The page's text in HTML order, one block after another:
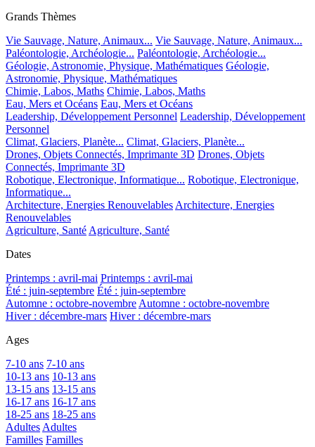
Grands Thèmes
Vie Sauvage, Nature, Animaux... Vie Sauvage, Nature, Animaux...
Paléontologie, Archéologie... Paléontologie, Archéologie...
Géologie, Astronomie, Physique, Mathématiques Géologie,
Astronomie, Physique, Mathématiques
Chimie, Labos, Maths Chimie, Labos, Maths
Eau, Mers et Océans Eau, Mers et Océans
Leadership, Développement Personnel Leadership, Développement
Personnel
Climat, Glaciers, Planète... Climat, Glaciers, Planète...
Drones, Objets Connectés, Imprimante 3D Drones, Objets
Connectés, Imprimante 3D
Robotique, Electronique, Informatique... Robotique, Electronique,
Informatique...
Architecture, Energies RenouvelablesArchitecture, Energies
Renouvelables
Agriculture, SantéAgriculture, Santé
Dates
Printemps : avril-mai Printemps : avril-mai
Été : juin-septembre Été : juin-septembre
Automne : octobre-novembreAutomne : octobre-novembre
Hiver : décembre-mars Hiver : décembre-mars
Ages
7-10 ans 7-10 ans
10-13 ans 10-13 ans
13-15 ans 13-15 ans
16-17 ans 16-17 ans
18-25 ans 18-25 ans
AdultesAdultes
Familles Familles